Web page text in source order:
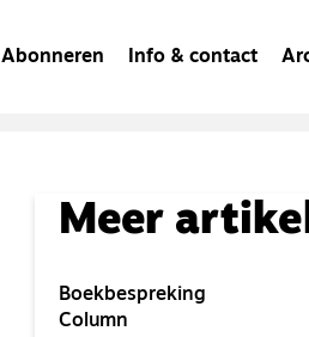
Abonneren Info & contact
Meer
Boekbespreking
Column